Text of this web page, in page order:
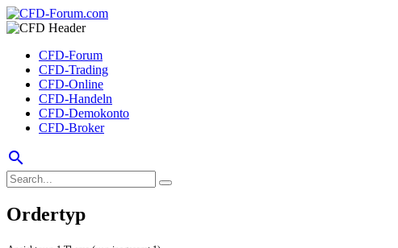
CFD-Forum
CFD-Trading
CFD-Online
CFD-Handeln
CFD-Demokonto
CFD-Broker
search
Ordertyp